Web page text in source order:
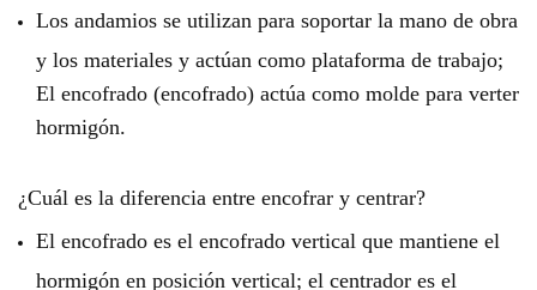
Los andamios se utilizan para soportar la mano de obra
y los materiales y actúan como plataforma de trabajo;
El encofrado (encofrado) actúa como molde para verter
hormigón.
¿Cuál es la diferencia entre encofrar y centrar?
El encofrado es el encofrado vertical que mantiene el
hormigón en posición vertical; el centrador es el